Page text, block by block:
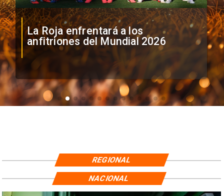
La Roja enfrentará a los
anfitriones del Mundial 2026
REGIONAL
NACIONAL